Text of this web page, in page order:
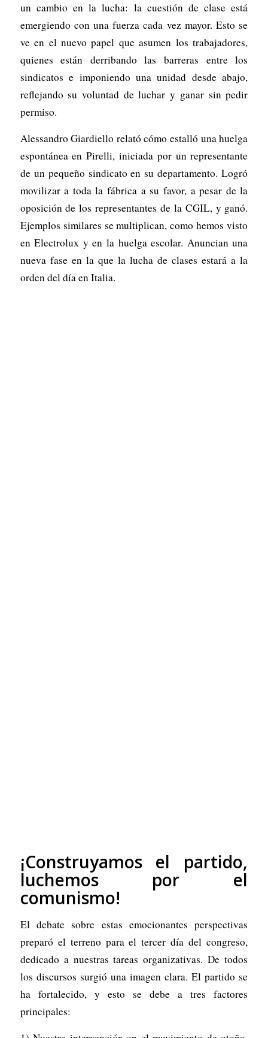
un cambio en la lucha: la cuestión declase está
emergiendo con una fuerza cada vez mayor. Esto se
ve en el nuevo papel que asumen los trabajadores,
quienes están derribando las barreras entre los
sindicatos e imponiendo una unidad desde abajo,
reflejando su voluntad de luchar y ganar sin pedir
permiso.
Alessandro Giardiello relató cómo estalló una huelga
espontánea en Pirelli, iniciada por un representante
de un pequeño sindicato en su departamento. Logró
movilizar a toda la fábrica a su favor, a pesar de la
oposición de los representantes de la CGIL, y ganó.
Ejemplos similares se multiplican, como hemos visto
en Electrolux y en la huelga escolar. Anuncian una
nueva fase en la que la lucha de clases estará a la
orden del día en Italia.
¡Construyamos el partido,
luchemos por el
comunismo!
El debate sobre estas emocionantes perspectivas
preparó el terreno para el tercer día del congreso,
dedicado a nuestras tareas organizativas. De todos
los discursos surgió una imagen clara. El partido se
ha fortalecido, y esto se debe a tres factores
principales: